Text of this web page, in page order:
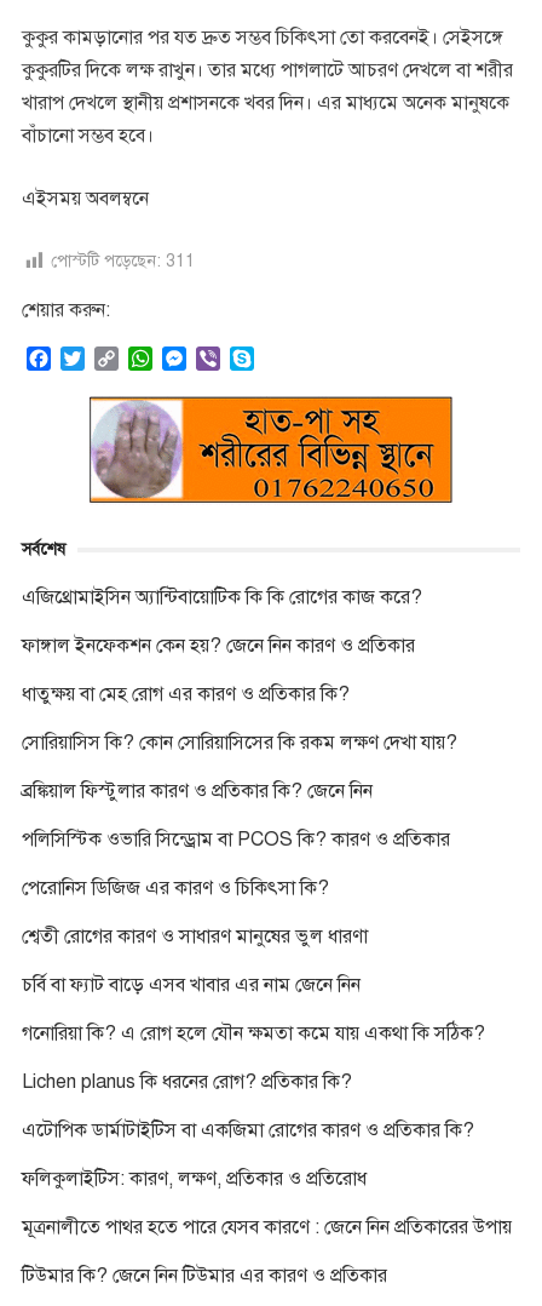
কুকুর কামড়ানোর পর যত দ্রুত সম্ভব চিকিৎসা তো করবেনই। সেইসঙ্গে
কুকুরটির দিকে লক্ষ রাখুন। তার মধ্যে পাগলাটে আচরণ দেখলে বা শরীর
খারাপ দেখলে স্থানীয় প্রশাসনকে খবর দিন। এর মাধ্যমে অনেক মানুষকে
বাঁচানো সম্ভব হবে।
এইসময় অবলম্বনে
পোস্টটি পড়েছেন: 311
শেয়ার করুন:
t
e
r
p
y
L
i
n
W
a
t
s
A
p
M
s
g
V
b
e
r
y
p
e
সর্বশেষ
এজিথ্রোমাইসিন অ্যান্টিবায়োটিক কি কি রোগের কাজ করে?
ফাঙ্গাল ইনফেকশন কেন হয়? জেনে নিন কারণ ও প্রতিকার
ধাতুক্ষয় বা মেহ রোগ এর কারণ ও প্রতিকার কি?
সোরিয়াসিস কি? কোন সোরিয়াসিসের কি রকম লক্ষণ দেখা যায়?
ব্রঙ্কিয়াল ফিস্টুলার কারণ ও প্রতিকার কি? জেনে নিন
পলিসিস্টিক ওভারি সিন্ড্রোম বা PCOS কি? কারণ ও প্রতিকার
পেরোনিস ডিজিজ এর কারণ ও চিকিৎসা কি?
শ্বেতী রোগের কারণ ও সাধারণ মানুষের ভুল ধারণা
চর্বি বা ফ্যাট বাড়ে এসব খাবার এর নাম জেনে নিন
গনোরিয়া কি? এ রোগ হলে যৌন ক্ষমতা কমে যায় একথা কি সঠিক?
Lichen planus কি ধরনের রোগ? প্রতিকার কি?
এটোপিক ডার্মাটাইটিস বা একজিমা রোগের কারণ ও প্রতিকার কি?
ফলিকুলাইটিস: কারণ, লক্ষণ, প্রতিকার ও প্রতিরোধ
মূত্রনালীতে পাথর হতে পারে যেসব কারণে : জেনে নিন প্রতিকারের উপায়
টিউমার কি? জেনে নিন টিউমার এর কারণ ও প্রতিকার